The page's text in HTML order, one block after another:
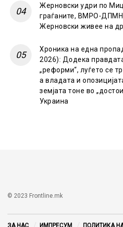
Жерновски удри по
граѓаните, ВМРО-
Жерновски живее на
Хроника на една
2026): Додека
„реформи“, луѓето се
а владата и
земјата тоне во
Украина
© 2023 Frontline.mk
ЗА НАС ИМПРЕСУМ ПОЛИТИКА